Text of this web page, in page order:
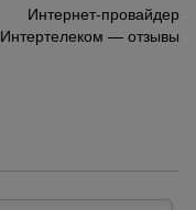
Интернет-провайдер
Интертелеком — отзывы